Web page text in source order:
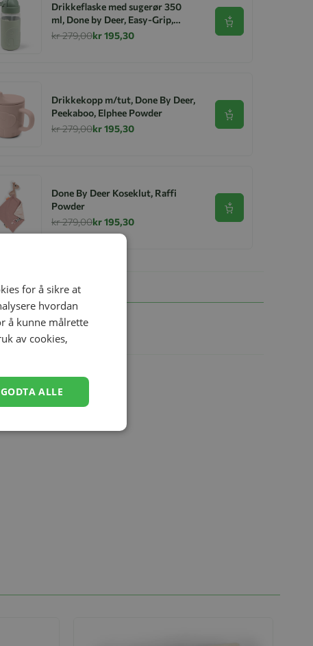
Drikkeflaske med sugerør 350
ml, Done by Deer, Easy-Grip,
Elphee Green
kr 279,00kr 195,30
Se produkt
Drikkekopp m/tut, Done By Deer,
Peekaboo, Elphee Powder
kr 279,00kr 195,30
Se produkt
Done By Deer Koseklut, Raffi
Powder
kr 279,00kr 195,30
Se produkt
for å sikre at
hvordan
å kunne målrette
av cookies,
GODTA ALLE